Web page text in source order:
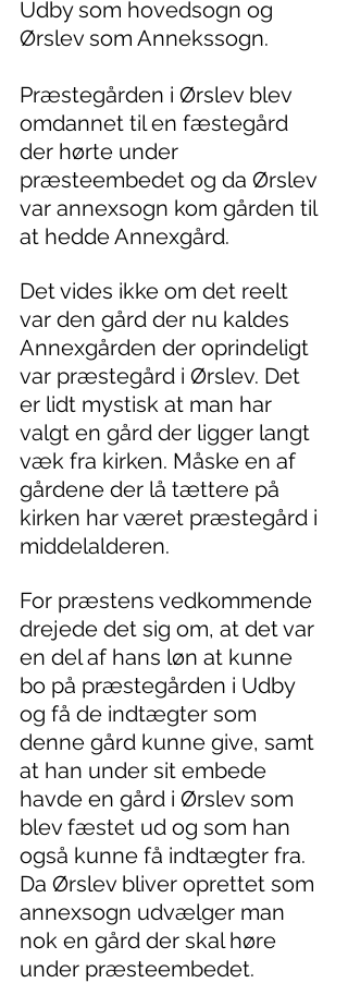
Udby som hovedsogn og
Ørslev som Annekssogn.
Præstegården i Ørslev blev
omdannet til en fæstegård
der hørte under
præsteembedet og da Ørslev
var annexsogn kom gården til
at hedde Annexgård.
Det vides ikke om det reelt
var den gård der nu kaldes
Annexgården der oprindeligt
var præstegård i Ørslev. Det
er lidt mystisk at man har
valgt en gård der ligger langt
væk fra kirken. Måske en af
gårdene der lå tættere på
kirken har været præstegård i
middelalderen.
For præstens vedkommende
drejede det sig om, at det var
en del af hans løn at kunne
bo på præstegården i Udby
og få de indtægter som
denne gård kunne give, samt
at han under sit embede
havde en gård i Ørslev som
blev fæstet ud og som han
også kunne få indtægter fra.
Da Ørslev bliver oprettet som
annexsogn udvælger man
nok en gård der skal høre
under præsteembedet.